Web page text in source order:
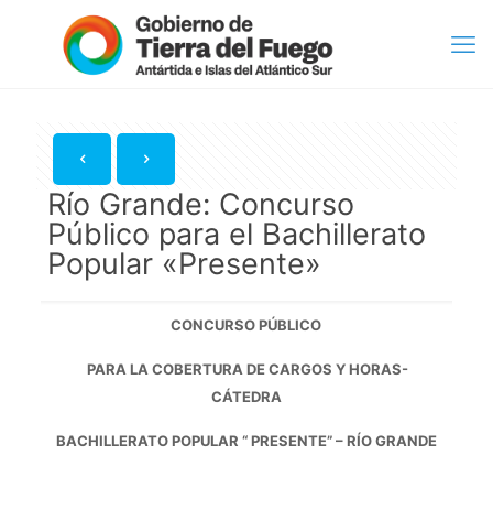
Río Grande: Concurso
Público para el Bachillerato
Popular «Presente»
CONCURSO PÚBLICO
PARA LA COBERTURA DE CARGOS Y HORAS-
CÁTEDRA
BACHILLERATO POPULAR “ PRESENTE” – RÍO GRANDE